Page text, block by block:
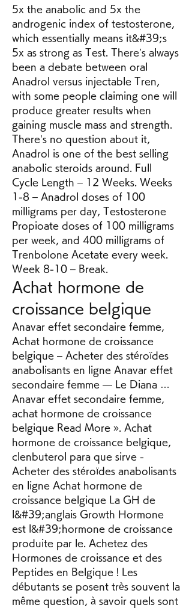
5x the anabolic and 5x the
androgenic index of testosterone,
which essentially means it&#39;s
5x as strong as Test. There’s always
been a debate between oral
Anadrol versus injectable Tren,
with some people claiming one will
produce greater results when
gaining muscle mass and strength.
There’s no question about it,
Anadrol is one of the best selling
anabolic steroids around. Full
Cycle Length – 12 Weeks. Weeks
1-8 – Anadrol doses of 100
milligrams per day, Testosterone
Propioate doses of 100 milligrams
per week, and 400 milligrams of
Trenbolone Acetate every week.
Week 8-10 – Break.
Achat hormone de
croissance belgique
Anavar effet secondaire femme,
Achat hormone de croissance
belgique – Acheter des stéroïdes
anabolisants en ligne Anavar effet
secondaire femme — Le Diana …
Anavar effet secondaire femme,
achat hormone de croissance
belgique Read More ». Achat
hormone de croissance belgique,
clenbuterol para que sirve -
Acheter des stéroïdes anabolisants
en ligne Achat hormone de
croissance belgique La GH de
l&#39;anglais Growth Hormone
est l&#39;hormone de croissance
produite par le. Achetez des
Hormones de croissance et des
Peptides en Belgique ! Les
débutants se posent très souvent la
même question, à savoir quels sont